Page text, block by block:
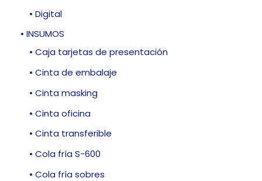
• Digital
• INSUMOS
• Caja tarjetas de presentación
• Cinta de embalaje
• Cinta masking
• Cinta oficina
• Cinta transferible
• Cola fría S-600
• Cola fría sobres